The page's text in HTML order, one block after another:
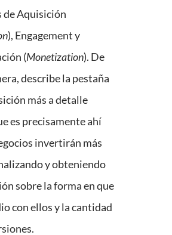
de Aquisición
), Engagement y
(Monetization). De
describe la pestaña
más a detalle
es precisamente ahí
invertirán más
y obteniendo
sobre la forma en que
con ellos y la cantidad